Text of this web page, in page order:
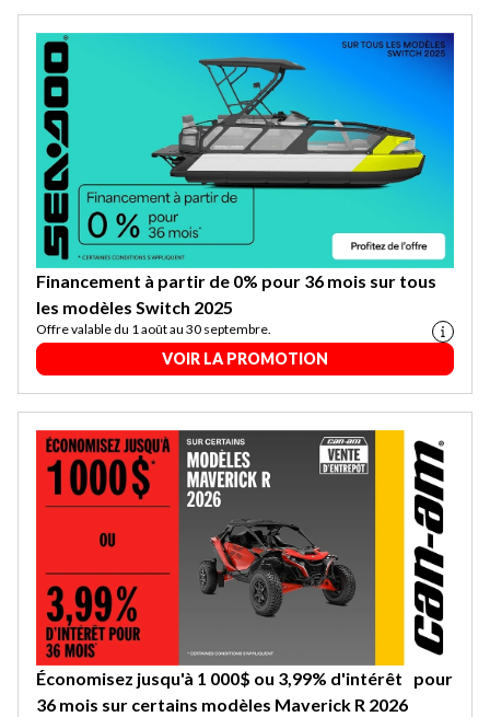
Financement à partir de 0% pour 36 mois sur tous
les modèles Switch 2025
Offre valable du 1 août au 30 septembre.
VOIR LA PROMOTION
Économisez jusqu'à 1 000$ ou 3,99% d'intérêt pour
36 mois sur certains modèles Maverick R 2026